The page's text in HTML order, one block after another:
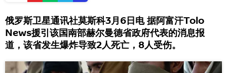
俄罗斯卫星通讯社莫斯科3月6日电 据阿富汗Tolo
News援引该国南部赫尔曼德省政府代表的消息报
道，该省发生爆炸导致2人死亡，8人受伤。